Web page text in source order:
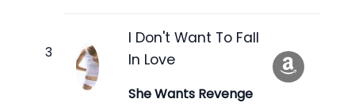
I Don't Want To Fall
In Love
She Wants Revenge